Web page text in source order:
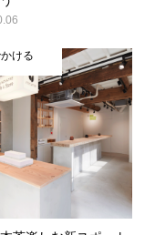
ける